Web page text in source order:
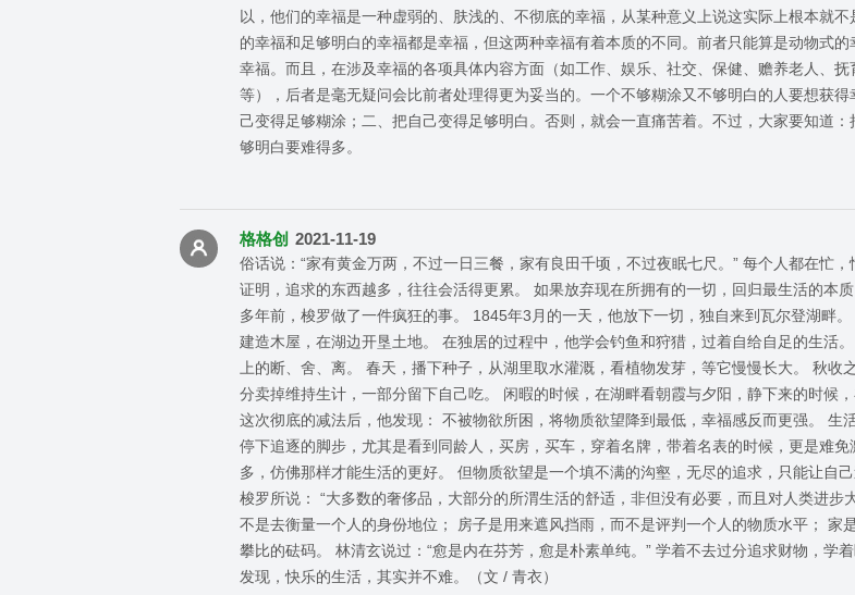
以，他们的幸福是一种虚弱的、肤浅的、不彻底的幸福，从某种意义上说这实际上根本就
的幸福和足够明白的幸福都是幸福，但这两种幸福有着本质的不同。前者只能算是动物式
幸福。而且，在涉及幸福的各项具体内容方面（如工作、娱乐、社交、保健、赡养老人、
等），后者是毫无疑问会比前者处理得更为妥当的。一个不够糊涂又不够明白的人要想获
己变得足够糊涂；二、把自己变得足够明白。否则，就会一直痛苦着。不过，大家要知道
够明白要难得多。
格格创 2021-11-19
俗话说：“家有黄金万两，不过一日三餐，家有良田千顷，不过夜眠七尺。” 每个人都在忙
证明，追求的东西越多，往往会活得更累。 如果放弃现在所拥有的一切，回归最生活的本
多年前，梭罗做了一件疯狂的事。 1845年3月的一天，他放下一切，独自来到瓦尔登湖畔
建造木屋，在湖边开垦土地。 在独居的过程中，他学会钓鱼和狩猎，过着自给自足的生活
上的断、舍、离。 春天，播下种子，从湖里取水灌溉，看植物发芽，等它慢慢长大。 秋收
分卖掉维持生计，一部分留下自己吃。 闲暇的时候，在湖畔看朝霞与夕阳，静下来的时候
这次彻底的减法后，他发现： 不被物欲所困，将物质欲望降到最低，幸福感反而更强。 生
停下追逐的脚步，尤其是看到同龄人，买房，买车，穿着名牌，带着名表的时候，更是难
多，仿佛那样才能生活的更好。 但物质欲望是一个填不满的沟壑，无尽的追求，只能让自
梭罗所说： “大多数的奢侈品，大部分的所渭生活的舒适，非但没有必要，而且对人类进步
不是去衡量一个人的身份地位； 房子是用来遮风挡雨，而不是评判一个人的物质水平； 家
攀比的砝码。 林清玄说过：“愈是内在芬芳，愈是朴素单纯。” 学着不去过分追求财物，学
发现，快乐的生活，其实并不难。（文 / 青衣）